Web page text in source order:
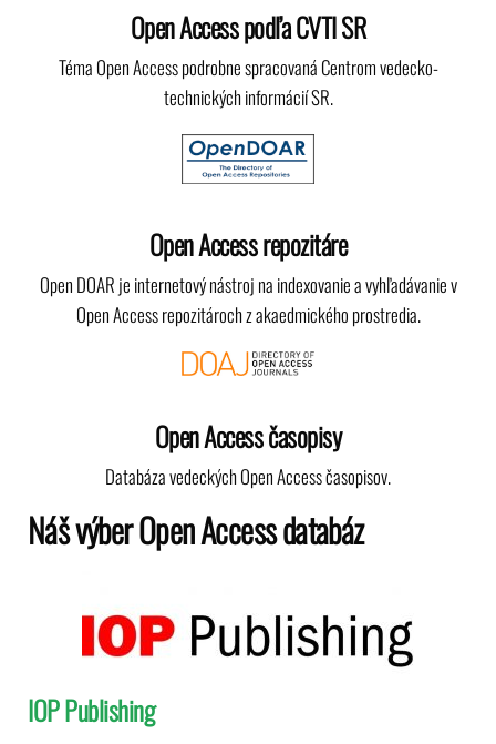
Open Access podľa CVTI SR
Téma Open Access podrobne spracovaná Centrom vedecko-
technických informácií SR.
Open Access repozitáre
Open DOAR je internetový nástroj na indexovanie a vyhľadávanie v
Open Access repozitároch z akaedmického prostredia.
Open Access časopisy
Databáza vedeckých Open Access časopisov.
Náš výber Open Access databáz
IOP Publishing